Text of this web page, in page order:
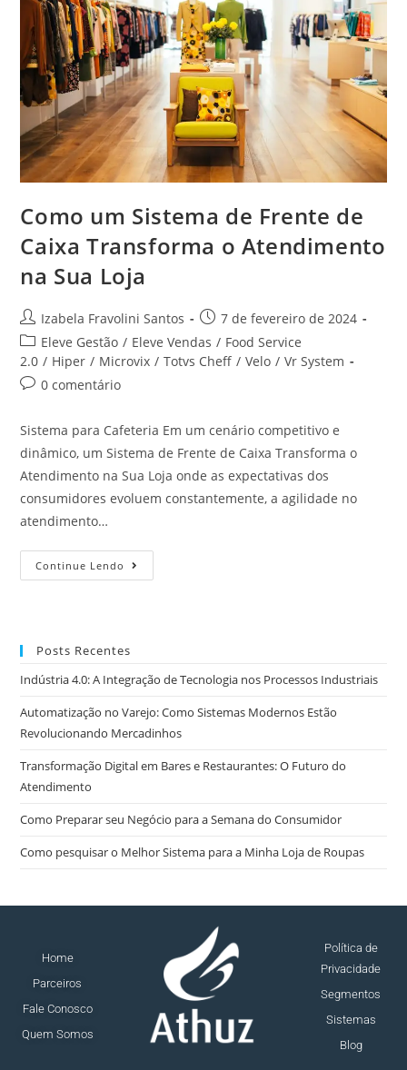
Como um Sistema de Frente de
Caixa Transforma o Atendimento
na Sua Loja​
Izabela Fravolini Santos
7 de fevereiro de 2024
Eleve Gestão / Eleve Vendas / Food Service
2.0 / Hiper / Microvix / Totvs Cheff / Velo / Vr System
0 comentário
Sistema para Cafeteria Em um cenário competitivo e
dinâmico, um Sistema de Frente de Caixa Transforma o
Atendimento na Sua Loja onde as expectativas dos
consumidores evoluem constantemente, a agilidade no
atendimento…
Continue Lendo
Posts Recentes
Indústria 4.0: A Integração de Tecnologia nos Processos Industriais
Automatização no Varejo: Como Sistemas Modernos Estão
Revolucionando Mercadinhos
Transformação Digital em Bares e Restaurantes: O Futuro do
Atendimento
Como Preparar seu Negócio para a Semana do Consumidor
Como pesquisar o Melhor Sistema para a Minha Loja de Roupas
Home
Parceiros
Fale Conosco
Quem Somos
Política de
Privacidade
Segmentos
Sistemas
Blog